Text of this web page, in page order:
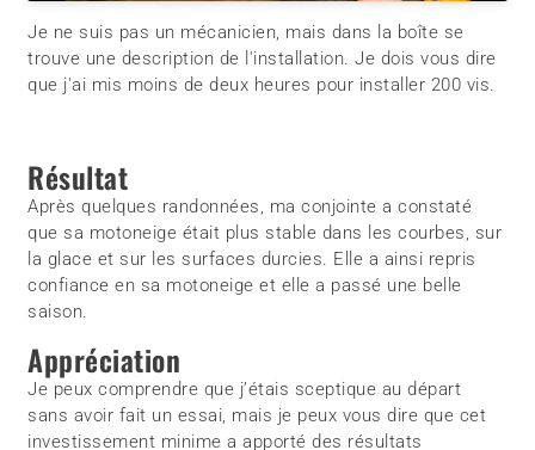
Je ne suis pas un mécanicien, mais dans la boîte se
trouve une description de l'installation. Je dois vous dire
que j'ai mis moins de deux heures pour installer 200 vis.
Résultat
Après quelques randonnées, ma conjointe a constaté
que sa motoneige était plus stable dans les courbes, sur
la glace et sur les surfaces durcies. Elle a ainsi repris
confiance en sa motoneige et elle a passé une belle
saison.
Appréciation
Je peux comprendre que j’étais sceptique au départ
sans avoir fait un essai, mais je peux vous dire que cet
investissement minime a apporté des résultats